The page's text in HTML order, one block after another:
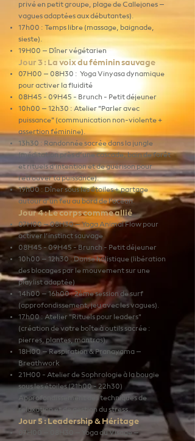
privé en petit groupe, plage de Callejones –
vagues adaptées aux débutantes).
17h00 : Temps libre (massage, baignade,
sieste).
19H00 – Dîner végétarien
Jour 3 : La voix du féminin sauvage
07H00 – 08H30 : Yoga Vinyasa dynamique
pour activer la fluidité
08H45 - 09H45 - Brunch - Petit déjeuner
10h00 – 12h30 : Atelier "Parler avec
puissance" (communication non-violente +
assertion féminine).
13h30 : Randonnée sacrée dans la jungle
(méditation près d’une cascade, bain de forêt
et rituels d'intention et de guérison pour
retrouver ta puissance).
19h00 : Dîner sous les étoiles + partage
autour d’un feu au bord de l’océan.
Jour 4 : Le corps comme allié
07H00 – 08H30 – Yoga Animal Flow pour
activer l’instinct sauvage
08H45 - 09H45 - Brunch - Petit déjeuner
10h00 – 12h30 : Danse holistique (libération
des blocages par le mouvement sur une
playlist adaptée)
14h00 – 16h00 : 2ème session de surf
(approfondissement, jeu avec les vagues).
17h00 : Atelier "Rituels pour leaders"
(création de votre boîte à outils sacrée :
pierres, plantes, mantras).
18H00 – Respiration & Pranayama –
Breathwork
21H00 - Atelier de Sophrologie à la bougie
sous les étoiles (21h00 - 22h30)
Approfondissement des techniques de
relaxation et de gestion du stress.
Jour 5 : Leadership & Héritage
07H00 – 08H30 – Yoga du Visage –